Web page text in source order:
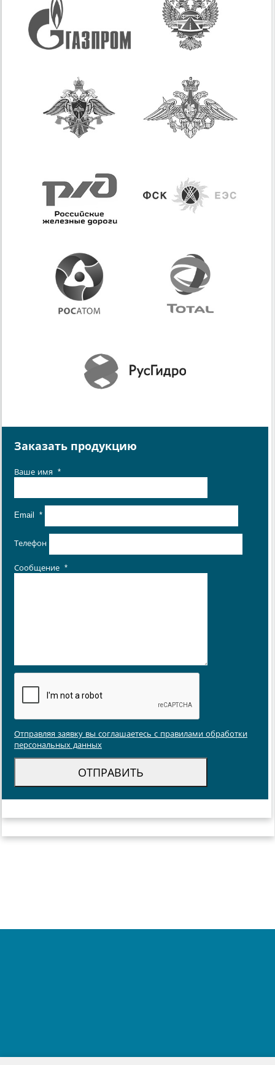
Заказать продукцию
Ваше имя *
Email *
Телефон
Сообщение *
Отправляя заявку вы соглашаетесь с правилами обработки
персональных данных